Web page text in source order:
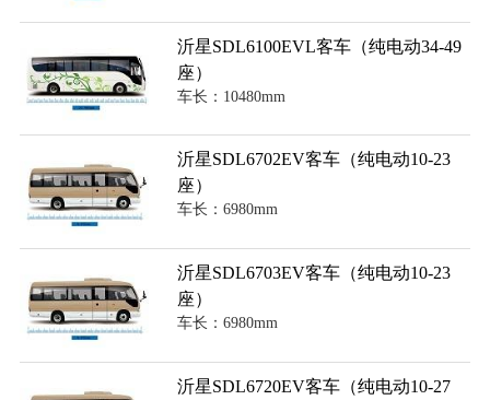
沂星SDL6100EVL客车（纯电动34-49
座）
车长：10480mm
沂星SDL6702EV客车（纯电动10-23
座）
车长：6980mm
沂星SDL6703EV客车（纯电动10-23
座）
车长：6980mm
沂星SDL6720EV客车（纯电动10-27